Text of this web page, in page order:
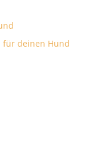
für deinen Hund